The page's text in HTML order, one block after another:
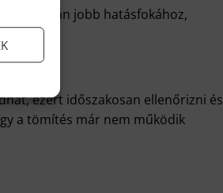
a kazán jobb hatásfokához,
ezért időszakosan ellenőrizni és
a tömítés már nem működik